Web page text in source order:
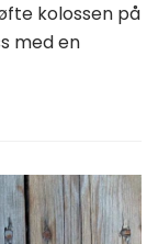
kolossen på
med en